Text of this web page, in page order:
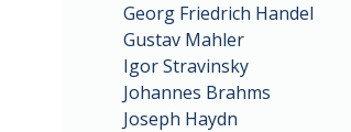
Georg Friedrich Handel
Gustav Mahler
Igor Stravinsky
Johannes Brahms
Joseph Haydn